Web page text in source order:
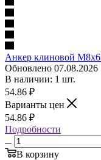
Анкер клиновой
Обновлено 07.08.2026
В наличии: 1 шт.
54.86 ₽
Варианты цен
54.86 ₽
Подробности
В корзину